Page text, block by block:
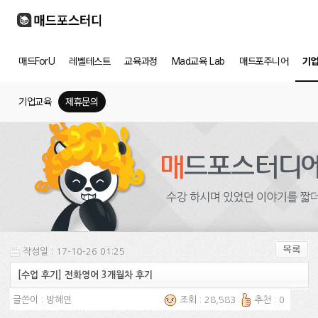
매드ForU 레벨테스트 교육과정 Mad교육 Lab 매드포주니어 기
기업교육 제휴문의
작성일 : 17-10-26 01:25
[수업 후기] 전화영어 3개월차 후기
글쓴이 : 방혜연 조회 : 28,583 추천 : 0